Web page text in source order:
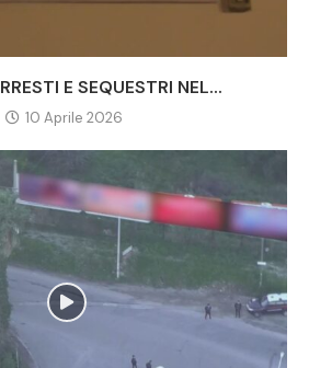
E SEQUESTRI NEL...
10 Aprile 2026